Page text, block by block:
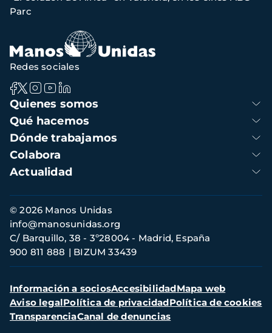
navegación
Parc
Navegación
principal
Quienes somos
Qué hacemos
Dónde trabajamos
Colabora
Actualidad
Redes sociales
Información
de
contacto
© 2026 Manos Unidas
C/ Barquillo, 38 - 3º28004 - Madrid, España
900 811 888
BIZUM 33439
info@manosunidas.org
Menú
secundario
Información a sociosAccesibilidadMapa web
Aviso legalPolítica de privacidadPolítica de cookies
TransparenciaCanal de denuncias